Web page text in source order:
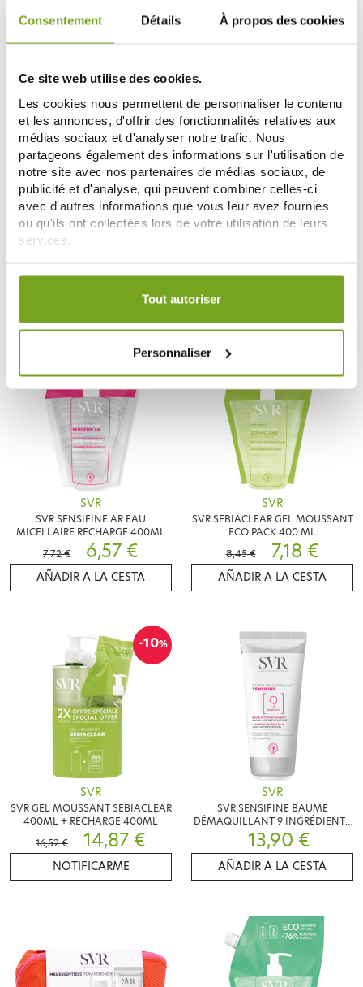
Consentement Détails À propos des cookies
Ce site web utilise des cookies.
Les cookies nous permettent de personnaliser le contenu
et les annonces, d'offrir des fonctionnalités relatives aux
médias sociaux et d'analyser notre trafic. Nous
partageons également des informations sur l'utilisation de
notre site avec nos partenaires de médias sociaux, de
publicité et d'analyse, qui peuvent combiner celles-ci
avec d'autres informations que vous leur avez fournies
ou qu'ils ont collectées lors de votre utilisation de leurs
services.
Votre choix de consentement est conservé pendant une
Tout autoriser
Personnaliser
SVR
SVR GEL MOUSSANT SEBIACLEAR
NETTOYANT ANTI-
SVR
SVR PHYSIOPURE GELEE
-15%
SVR
SVR SENSIFINE AR EAU
MICELLAIRE RECHARGE 400ML
7,72 €
6,57 €
AÑADIR A LA CESTA
SVR
SVR SEBIACLEAR GEL MOUSSANT
ECO PACK 400 ML
8,45 €
7,18 €
AÑADIR A LA CESTA
-10%
SVR
SVR GEL MOUSSANT SEBIACLEAR
400ML + RECHARGE 400ML
16,52 €
14,87 €
NOTIFICARME
SVR
SVR SENSIFINE BAUME
DÉMAQUILLANT 9 INGRÉDIENTS
200G
13,90 €
AÑADIR A LA CESTA